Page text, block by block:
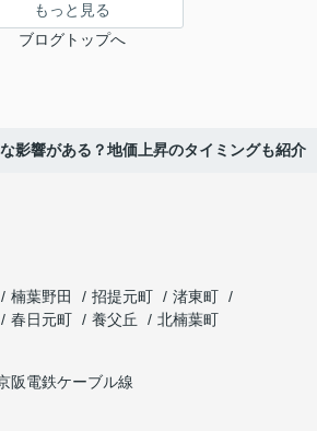
もっと見る
ブログトップへ
影響がある？地価上昇のタイミングも紹介
楠葉野田 招提元町
渚東町
春日元町 養父丘
北楠葉町
阪電鉄ケーブル線